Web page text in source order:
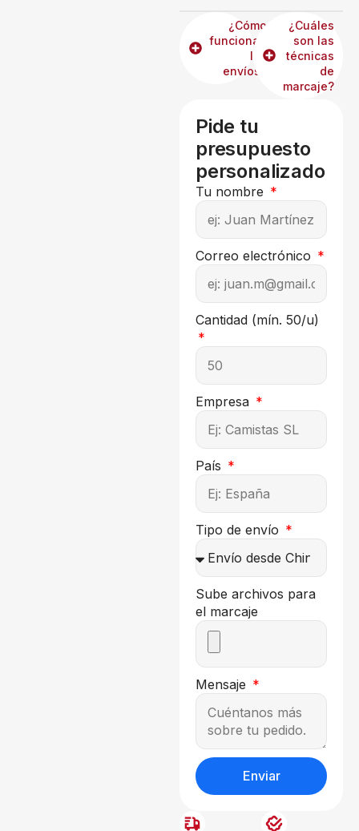
¿Cómo
funcionan
los
envíos?
¿Cuáles
son las
técnicas
de
marcaje?
Pide tu
presupuesto
personalizado
Tu nombre
Correo electrónico
Cantidad (mín. 50/u)
Empresa
País
Tipo de envío
Sube archivos para
el marcaje
Mensaje
Enviar